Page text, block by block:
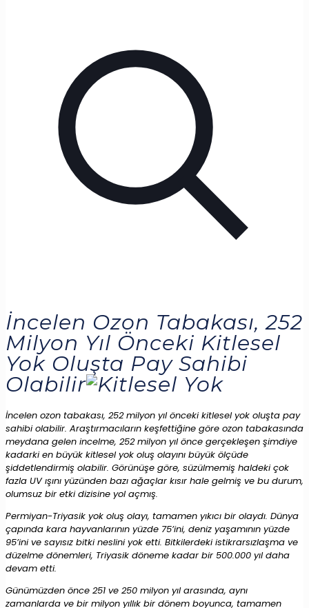
İncelen Ozon Tabakası, 252
Milyon Yıl Önceki Kitlesel
Yok Oluşta Pay Sahibi
Olabilir
İncelen ozon tabakası, 252 milyon yıl önceki kitlesel yok oluşta pay
sahibi olabilir. Araştırmacıların keşfettiğine göre ozon tabakasında
meydana gelen incelme, 252 milyon yıl önce gerçekleşen şimdiye
kadarki en büyük kitlesel yok oluş olayını büyük ölçüde
şiddetlendirmiş olabilir. Görünüşe göre, süzülmemiş haldeki çok
fazla UV ışını yüzünden bazı ağaçlar kısır hale gelmiş ve bu durum,
olumsuz bir etki dizisine yol açmış.
Permiyan-Triyasik yok oluş olayı, tamamen yıkıcı bir olaydı. Dünya
çapında kara hayvanlarının yüzde 75’ini, deniz yaşamının yüzde
95’ini ve sayısız bitki neslini yok etti. Bitkilerdeki istikrarsızlaşma ve
düzelme dönemleri, Triyasik döneme kadar bir 500.000 yıl daha
devam etti.
Günümüzden önce 251 ve 250 milyon yıl arasında, aynı
zamanlarda ve bir milyon yıllık bir dönem boyunca, tamamen